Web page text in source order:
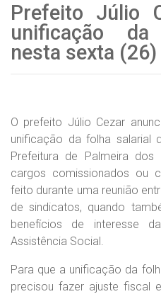
Prefeito Júlio
unificação
nesta sexta (26)
O prefeito Júlio Cezar
unificação da folha salarial
Prefeitura de Palmeira
cargos comissionados ou
feito durante uma reunião
de sindicatos, quando
benefícios de interesse
Assistência Social.
Para que a unificação da
precisou fazer ajuste fiscal